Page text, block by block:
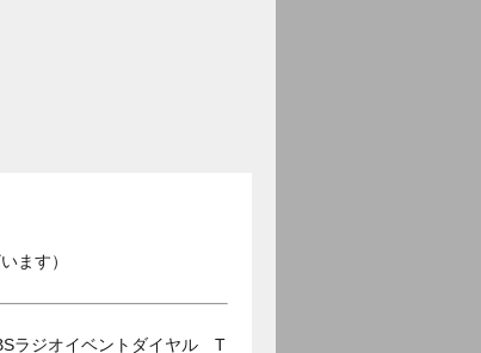
ます）
ラジオイベントダイヤル T